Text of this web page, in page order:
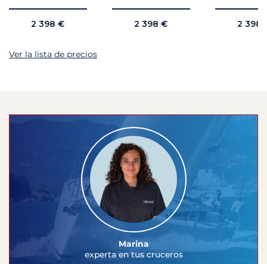
2 398 € 2 398 € 2 398
Ver la lista de precios
Marina
experta en tus cruceros